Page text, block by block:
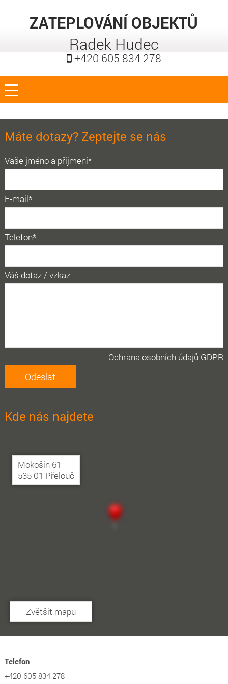
ZATEPLOVÁNÍ OBJEKTŮ
Radek Hudec
+420 605 834 278
Máte dotazy? Zeptejte se nás
Vaše jméno a příjmení*
E-mail*
Telefon*
Váš dotaz / vzkaz
Ochrana osobních údajů GDPR
Kde nás najdete
Mokošín 61
535 01 Přelouč
Zvětšit mapu
Telefon
+420 605 834 278